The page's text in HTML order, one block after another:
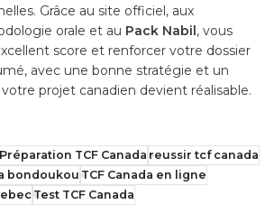
Grâce au site officiel, aux
orale et au Pack Nabil, vous
score et renforcer votre dossier
avec une bonne stratégie et un
projet canadien devient réalisable.
Préparation TCF Canada reussir tcf canada
bondoukou TCF Canada en ligne
Test TCF Canada